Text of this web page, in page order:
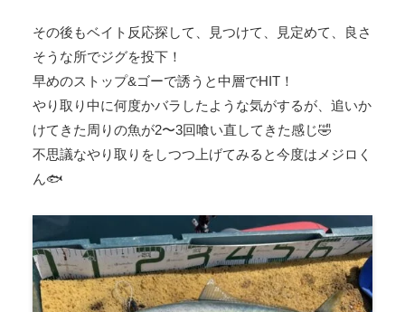
その後もベイト反応探して、見つけて、見定めて、良さ
そうな所でジグを投下！
早めのストップ&ゴーで誘うと中層でHIT！
やり取り中に何度かバラしたような気がするが、追いか
けてきた周りの魚が2〜3回喰い直してきた感じ🤣
不思議なやり取りをしつつ上げてみると今度はメジロく
ん🐟